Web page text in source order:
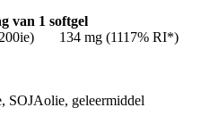
van 1 softgel
134 mg (1117% RI*)
SOJAolie, geleermiddel